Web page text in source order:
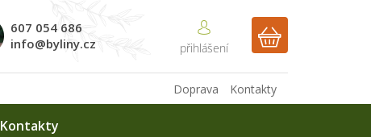
607 054 686
info@byliny.cz
NÁKUPNÍ
Kontakty
Doprava
Kontakty